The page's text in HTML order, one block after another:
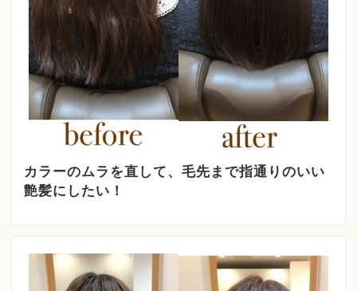
カラーのムラを直して、毛先まで指通りのいい
艶髪にしたい！